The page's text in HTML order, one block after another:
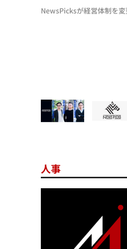
NewsPicksが経営体制を
人事